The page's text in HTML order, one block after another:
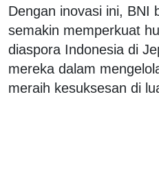
Dengan inovasi ini, BNI
semakin memperkuat
diaspora Indonesia di
mereka dalam
meraih kesuksesan di